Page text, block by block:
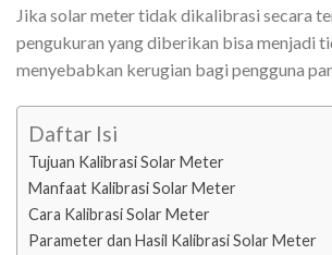
Jika solar meter tidak dikalibrasi secara
pengukuran yang diberikan bisa menjadi
menyebabkan kerugian bagi pengguna
Daftar Isi
Tujuan Kalibrasi Solar Meter
Manfaat Kalibrasi Solar Meter
Cara Kalibrasi Solar Meter
Parameter dan Hasil Kalibrasi Solar Meter